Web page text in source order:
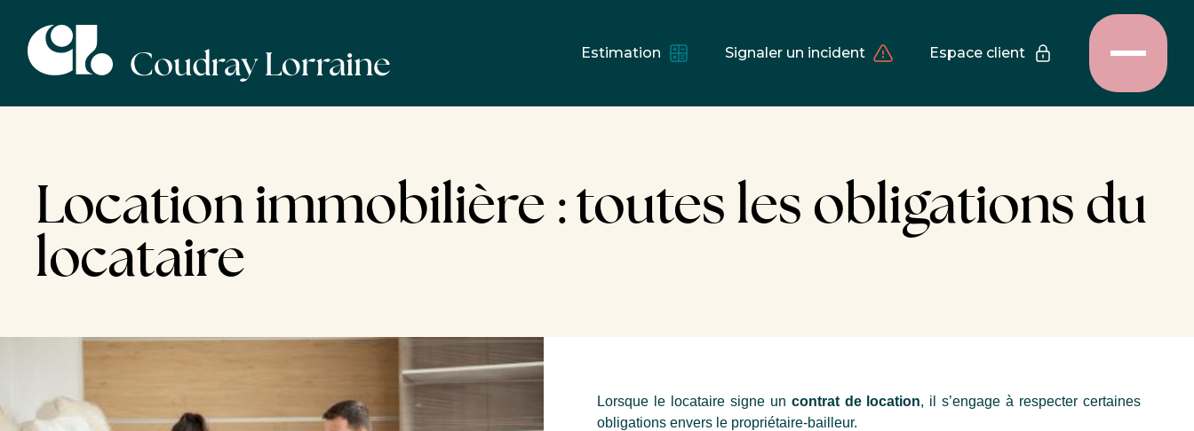
Estimation Signaler un incident Espace client
Location immobilière : toutes les obligations du
locataire
Lorsque le locataire signe un contrat de location, il s’engage à respecter certaines
obligations envers le propriétaire-bailleur.